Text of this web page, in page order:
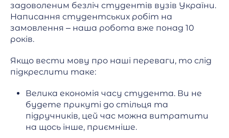
задоволеним безліч студентів вузів України.
Написання студентських робіт на
замовлення – наша робота вже понад 10
років.
Якщо вести мову про наші переваги, то слід
підкреслити таке:
Велика економія часу студента. Ви не
будете прикуті до стільця та
підручників, цей час можна витратити
на щось інше, приємніше.